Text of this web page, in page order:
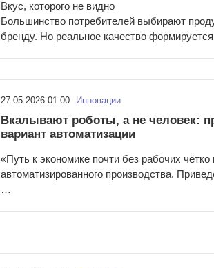
Вкус, которого не видно
Большинство потребителей выбирают
бренду. Но реальное качество
27.05.2026 01:00 Инновации
Вкалывают роботы, а не человек:
вариант автоматизации
«Путь к экономике почти без рабочих
автоматизированного производства.
…